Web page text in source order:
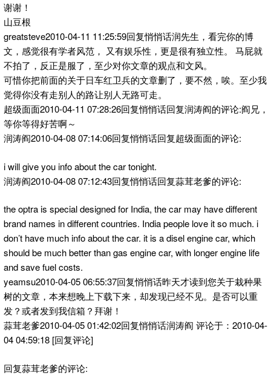
谢谢！
山豆根
greatsteve2010-04-11 11:25:59回复悄悄话润先生，看完你的博
文，感觉很有学者风范， 又有娱乐性，更是很有独立性。 马屁就
不拍了，反正是服了，至少对你文章的观点和文风。
可惜你把前面的关于日车红卫兵的文章删了，要不然，唉。至少我
觉得你没有走别人的路让别人无路可走。
超级面面2010-04-11 07:28:26回复悄悄话回复润涛阎的评论:阎兄，
等你等得好苦啊～
润涛阎2010-04-08 07:14:06回复悄悄话回复超级面面的评论:
i will give you info about the car tonight.
润涛阎2010-04-08 07:12:43回复悄悄话回复蒜茸老爹的评论:
the optra is special designed for India, the car may have different
brand names in different countries. India people love it so much. i
don’t have much info about the car. it is a disel engine car, which
should be much better than gas engine car, with longer engine life
and save fuel costs.
yeamsu2010-04-05 06:55:37回复悄悄话昨天才读到您关于栽种果
树的文章，本来想晚上下载下来，却发现已经不见。是否可以重
发？或者发到我信箱？拜谢！
蒜茸老爹2010-04-05 01:42:02回复悄悄话润涛阎 评论于：2010-04-
04 04:59:18 [回复评论]
回复蒜茸老爹的评论: